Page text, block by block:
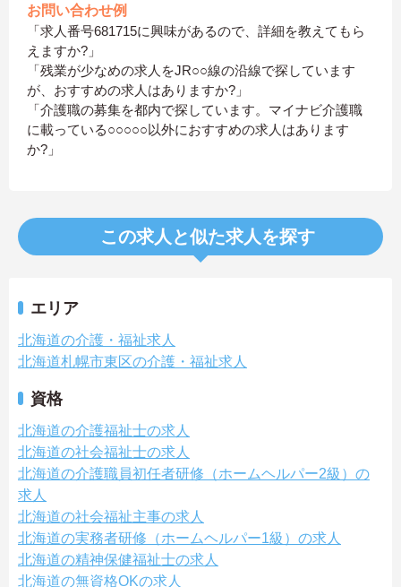
お問い合わせ例
「求人番号681715に興味があるので、詳細を教えてもら
えますか?」
「残業が少なめの求人をJR○○線の沿線で探しています
が、おすすめの求人はありますか?」
「介護職の募集を都内で探しています。マイナビ介護職
に載っている○○○○○以外におすすめの求人はあります
か?」
この求人と似た求人を探す
エリア
北海道の介護・福祉求人
北海道札幌市東区の介護・福祉求人
資格
北海道の介護福祉士の求人
北海道の社会福祉士の求人
北海道の介護職員初任者研修（ホームヘルパー2級）の
求人
北海道の社会福祉主事の求人
北海道の実務者研修（ホームヘルパー1級）の求人
北海道の精神保健福祉士の求人
北海道の無資格OKの求人